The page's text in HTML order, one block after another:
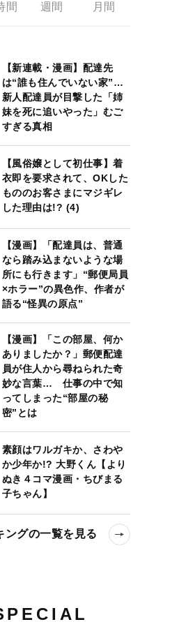
幼少時代
間 週間 月間
【新連載・漫画】配達先
は“誰も住んでいない家”…
新人配達員が目撃した「姉
妹を死に追いやった」むご
すぎる真相
【風俗嬢として初仕事】着
衣即を要求されて、OKした
もののお客さまにマジギレ
した理由は!? (4)
【漫画】「配達員は、普通
なら踏み込まないような場
所にも行きます」“郵便局員
×ホラー”の異色作、作者が
語る“怪異の原点”
【漫画】「この部屋、何か
ありましたか？」郵便配達
員が住人から尋ねられた奇
妙な言葉… 仕事の中で知
ってしまった“部屋の秘
密”とは
素顔はワルガキか、さわや
か少年か!? 大野くん【より
ぬき４コマ漫画・ちびまる
子ちゃん】
ングの一覧を見る